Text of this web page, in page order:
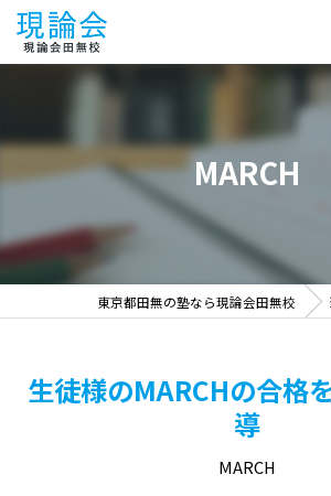
MARCH
東京都田無の塾なら現論会田無校
生徒様のMARCHの合格
導
MARCH